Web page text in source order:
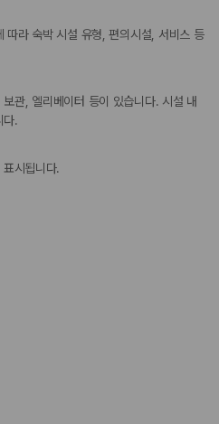
따라 숙박 시설 유형, 편의시설, 서비스 등
관, 엘리베이터 등이 있습니다. 시설 내
다.
시됩니다.